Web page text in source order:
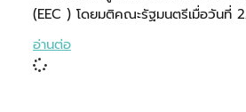
(EEC ) โดยมติคณะรัฐมนตรีเมื่อวันที่
อ่านต่อ